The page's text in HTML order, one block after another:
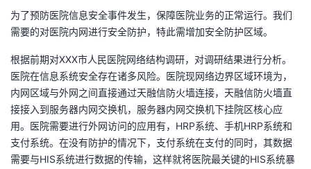
者
我
的
博
客
我
的
论
我
的
我
为了预防医院信息安全事件发生，保障医院业务的正常运行。我们
需要的对医院内网进行安全防护，特此需增加安全防护区域。
根据前期对XXX市人民医院网络结构调研，对调研结果进行分析。
医院在信息系统安全存在诸多风险。医院现网络边界区域环境为，
内网区域与外网之间直接通过天融信防火墙连接，天融信防火墙直
接接入到服务器内网交换机，服务器内网交换机下挂院区核心应
用。医院需要进行外网访问的应用有，HRP系统、手机HRP系统和
支付系统。在没有防护的情况下，支付系统在支付的同时，其数据
需要与HIS系统进行数据的传输，这样就将医院最关键的HIS系统暴